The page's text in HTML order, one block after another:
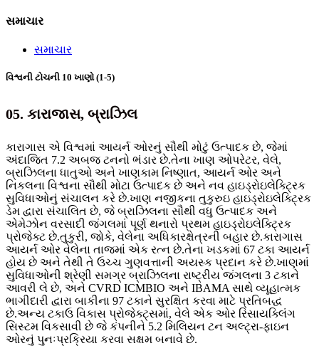
સમાચાર
સમાચાર
વિશ્વની ટોચની 10 ખાણો (1-5)
05. કારાજાસ, બ્રાઝિલ
કારાગાસ એ વિશ્વમાં આયર્ન ઓરનું સૌથી મોટું ઉત્પાદક છે, જેમાં
અંદાજિત 7.2 અબજ ટનનો ભંડાર છે.તેના ખાણ ઓપરેટર, વેલે,
બ્રાઝિલના ધાતુઓ અને ખાણકામ નિષ્ણાત, આયર્ન ઓર અને
નિકલના વિશ્વના સૌથી મોટા ઉત્પાદક છે અને નવ હાઇડ્રોઇલેક્ટ્રિક
સુવિધાઓનું સંચાલન કરે છે.ખાણ નજીકના તુકુરુઇ હાઇડ્રોઇલેક્ટ્રિક
ડેમ દ્વારા સંચાલિત છે, જે બ્રાઝિલના સૌથી વધુ ઉત્પાદક અને
એમેઝોન વરસાદી જંગલમાં પૂર્ણ થનારો પ્રથમ હાઇડ્રોઇલેક્ટ્રિક
પ્રોજેક્ટ છે.તુકુરી, જોકે, વેલેના અધિકારક્ષેત્રની બહાર છે.કારાગાસ
આયર્ન ઓર વેલેના તાજમાં એક રત્ન છે.તેના ખડકમાં 67 ટકા આયર્ન
હોય છે અને તેથી તે ઉચ્ચ ગુણવત્તાની અયસ્ક પ્રદાન કરે છે.ખાણમાં
સુવિધાઓની શ્રેણી સમગ્ર બ્રાઝિલના રાષ્ટ્રીય જંગલના 3 ટકાને
આવરી લે છે, અને CVRD ICMBIO અને IBAMA સાથે વ્યૂહાત્મક
ભાગીદારી દ્વારા બાકીના 97 ટકાને સુરક્ષિત કરવા માટે પ્રતિબદ્ધ
છે.અન્ય ટકાઉ વિકાસ પ્રોજેક્ટ્સમાં, વેલે એક ઓર રિસાયક્લિંગ
સિસ્ટમ વિકસાવી છે જે કંપનીને 5.2 મિલિયન ટન અલ્ટ્રા-ફાઇન
ઓરનું પુનઃપ્રક્રિયા કરવા સક્ષમ બનાવે છે.